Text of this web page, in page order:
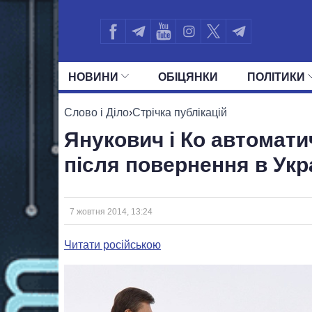
НОВИНИ ОБIЦЯНКИ ПОЛIТИКИ
УСІ ПОЛІТИКИ
Слово і Діло›Стрічка публікацій
Янукович і Ко
після повернення в
7 жовтня 2014, 13:24
Читати російською